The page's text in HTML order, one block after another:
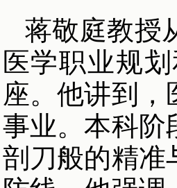
蒋敬庭教授
医学职业规
座。他讲到
事业。本科阶
剖刀般的精准